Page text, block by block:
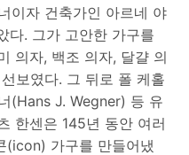
이자 건축가인 아르네 야
다. 그가 고안한 가구를
의자, 백조 의자, 달걀 의
보였다. 그 뒤로 폴 케홀
(Hans J. Wegner) 등 유
한센은 145년 동안 여러
(icon) 가구를 만들어냈